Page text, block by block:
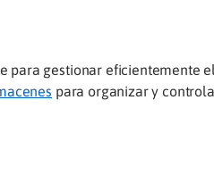
gestionar eficientemente
para organizar y